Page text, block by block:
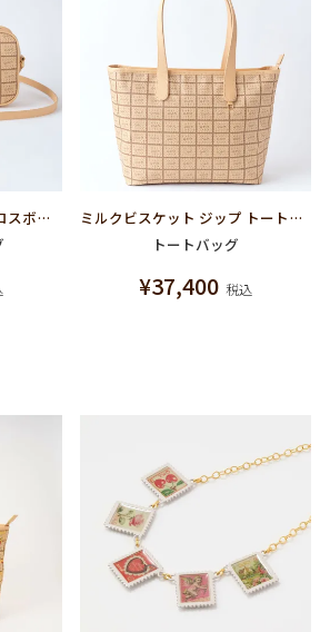
ミルクビスケット ミニクロスボディーバッグ
ミルクビスケット ジップ トートバッグ
トートバッグ
¥37,400 税込